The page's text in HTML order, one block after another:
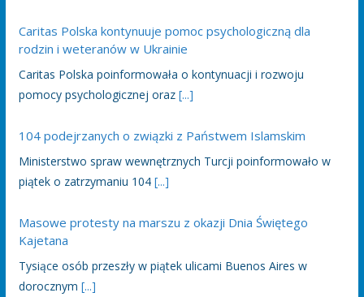
Caritas Polska kontynuuje pomoc psychologiczną dla
rodzin i weteranów w Ukrainie
Caritas Polska poinformowała o kontynuacji i rozwoju
pomocy psychologicznej oraz [...]
104 podejrzanych o związki z Państwem Islamskim
Ministerstwo spraw wewnętrznych Turcji poinformowało w
piątek o zatrzymaniu 104 [...]
Masowe protesty na marszu z okazji Dnia Świętego
Kajetana
Tysiące osób przeszły w piątek ulicami Buenos Aires w
dorocznym [...]